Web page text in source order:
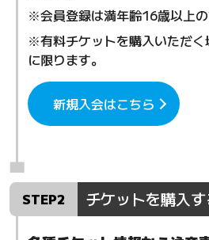
※会員登録は満年齢16歳以上の
※有料チケットを購入いただ
に限ります。
新規入会はこちら
STEP2 チケットを購入す